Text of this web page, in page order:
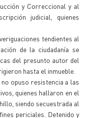
y Correccional y al
judicial, quienes
tendientes al
de la ciudadanía se
del presunto autor del
hasta el inmueble.
opuso resistencia a las
quienes hallaron en el
siendo secuestrada al
periciales. Detenido y